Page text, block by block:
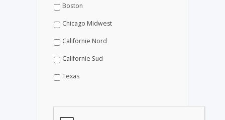
Boston
Chicago Midwest
Californie Nord
Californie Sud
Texas